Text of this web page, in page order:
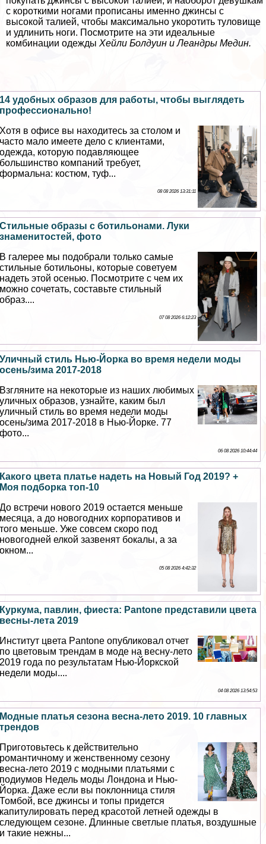
с короткими ногами прописаны именно джинсы с
высокой талией, чтобы максимально укоротить туловище
и удлинить ноги. Посмотрите на эти идеальные
комбинации одежды Хейли Болдуин и Леандры Медин.
14 удобных образов для работы, чтобы выглядеть
профессионально!
Хотя в офисе вы находитесь за столом и
часто мало имеете дело с клиентами,
одежда, которую подавляющее
большинство компаний требует,
формальна: костюм, туф...
08 08 2026 13:31:11
Стильные образы с ботильонами. Луки
знаменитостей, фото
В галерее мы подобрали только самые
стильные ботильоны, которые советуем
надеть этой осенью. Посмотрите с чем их
можно сочетать, составьте стильный
образ....
07 08 2026 6:12:23
Уличный стиль Нью-Йорка во время недели моды
осень/зима 2017-2018
Взгляните на некоторые из наших любимых
уличных образов, узнайте, каким был
уличный стиль во время недели моды
осень/зима 2017-2018 в Нью-Йорке. 77
фото...
06 08 2026 10:44:44
Какого цвета платье надеть на Новый Год 2019? +
Моя подборка топ-10
До встречи нового 2019 остается меньше
месяца, а до новогодних корпоративов и
того меньше. Уже совсем скоро под
новогодней елкой зазвенят бокалы, а за
окном...
05 08 2026 4:42:32
Куркума, павлин, фиеста: Pantone представили цвета
весны-лета 2019
Институт цвета Pantone опубликовал отчет
по цветовым трендам в моде на весну-лето
2019 года по результатам Нью-Йоркской
недели моды....
04 08 2026 13:54:53
Модные платья сезона весна-лето 2019. 10 главных
трендов
Приготовьтесь к действительно
романтичному и женственному сезону
весна-лето 2019 с модными платьями с
подиумов Недель моды Лондона и Нью-
Йорка. Даже если вы поклонница стиля
Томбой, все джинсы и топы придется
капитулировать перед красотой летней одежды в
следующем сезоне. Длинные светлые платья, воздушные
и такие нежны...